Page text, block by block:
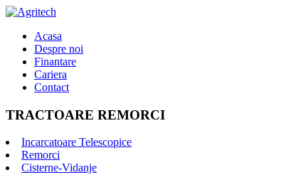
Acasa
Despre noi
Finantare
Cariera
Contact
TRACTOARE REMORCI
Incarcatoare Telescopice
Remorci
Cisterne-Vidanje